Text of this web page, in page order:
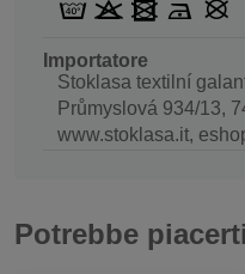
Importatore
Stoklasa textilní
Průmyslová 934/13,
www.stoklasa.it,
Potrebbe